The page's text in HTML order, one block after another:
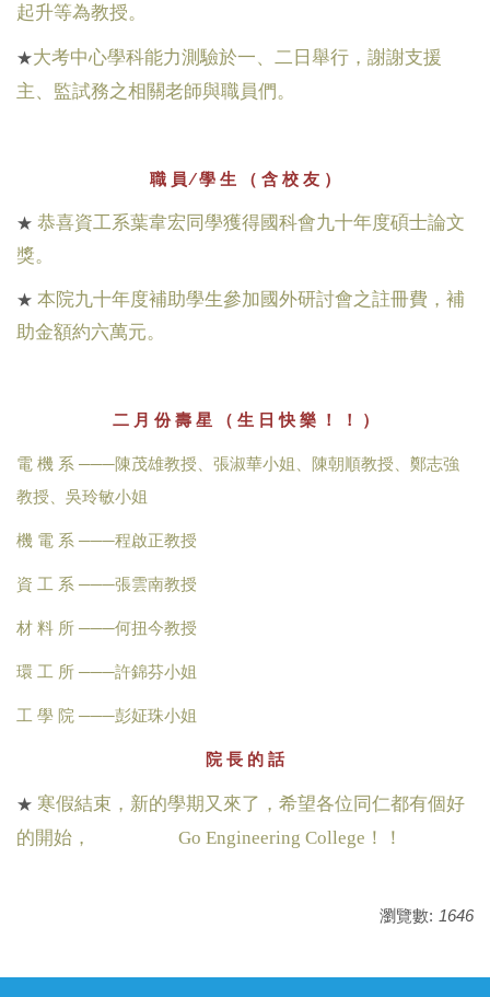
起升等為教授。
★大考中心學科能力測驗於一、二日舉行，謝謝支援
主、監試務之相關老師與職員們。
職 員 ∕ 學 生 （ 含 校 友 ）
★ 恭喜資工系葉韋宏同學獲得國科會九十年度碩士論文
獎。
★ 本院九十年度補助學生參加國外研討會之註冊費，補
助金額約六萬元。
二 月 份 壽 星 （ 生 日 快 樂 ！ ！ ）
電 機 系 ───陳茂雄教授、張淑華小姐、陳朝順教授、鄭志強
教授、吳玲敏小姐
機 電 系 ───程啟正教授
資 工 系 ───張雲南教授
材 料 所 ───何扭今教授
環 工 所 ───許錦芬小姐
工 學 院 ───彭姃珠小姐
院 長 的 話
★ 寒假結束，新的學期又來了，希望各位同仁都有個好
的開始，
Go Engineering College ！！
瀏覽數: 1646